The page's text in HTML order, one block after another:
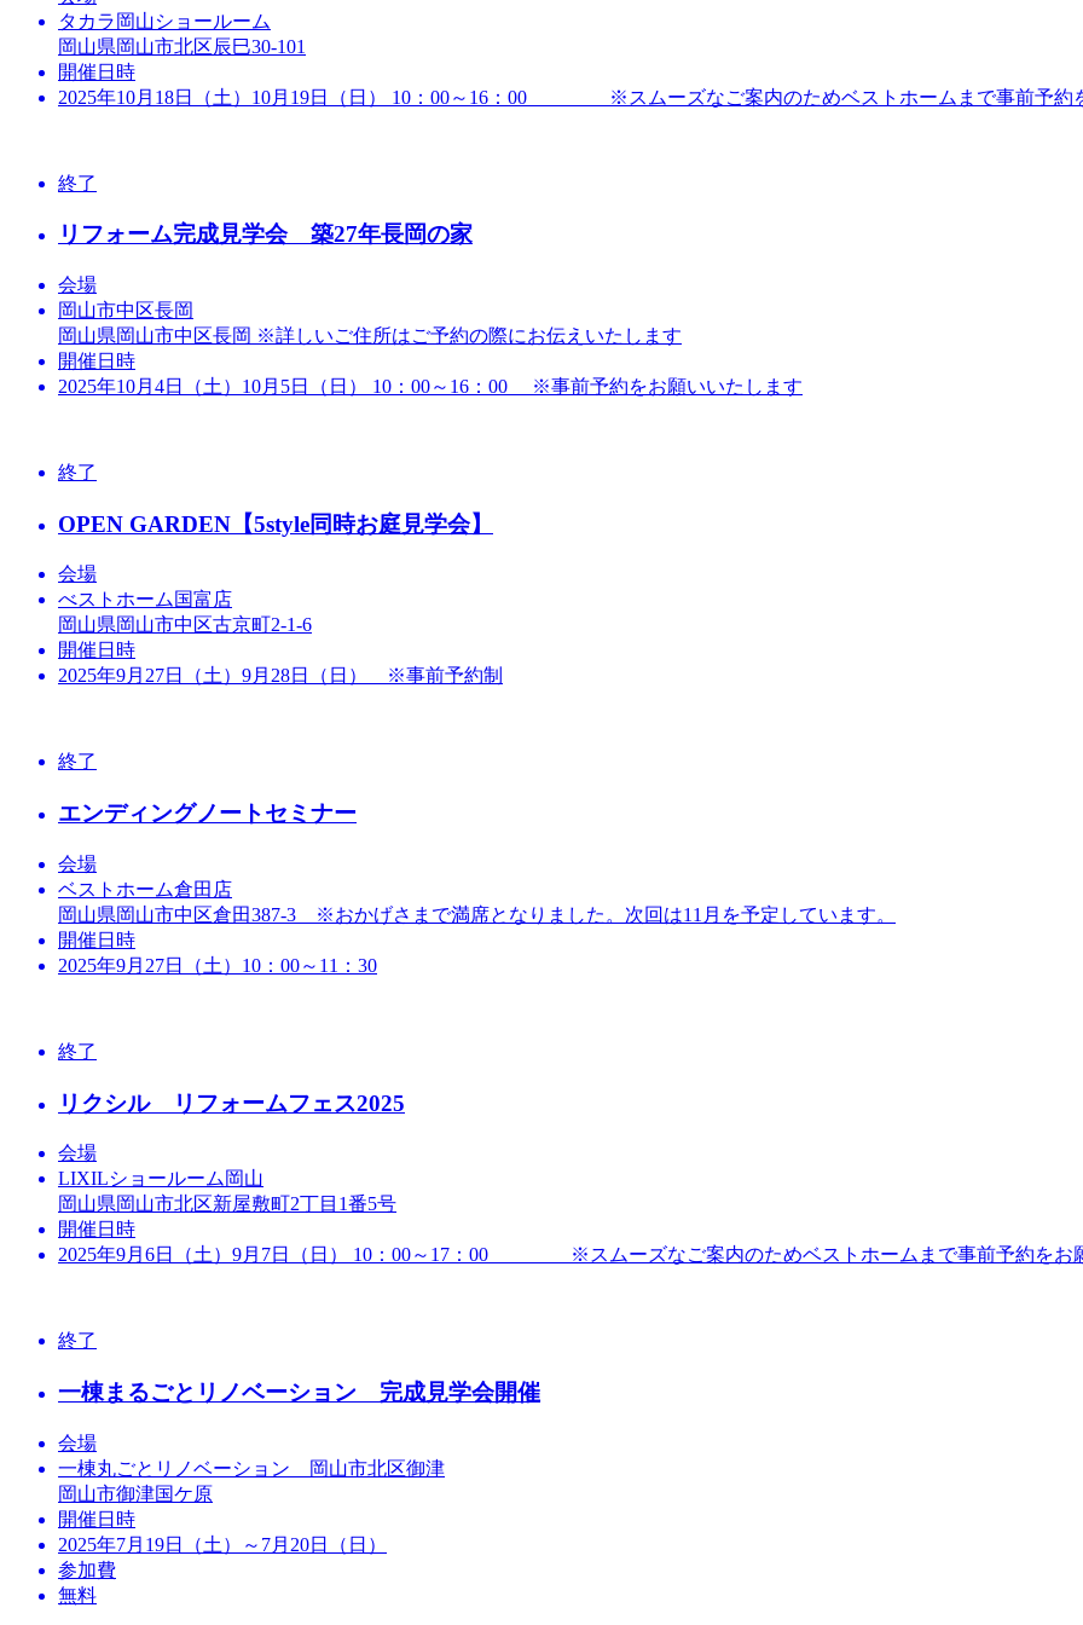
タカラ岡山ショールーム
岡山県岡山市北区辰巳30-101
開催日時
2025年10月18日（土）10月19日（日） 10：00～16：00 ※スムーズなご案内のためベストホームまで事前予約
終了
リフォーム完成見学会 築27年長岡の家
会場
岡山市中区長岡
岡山県岡山市中区長岡 ※詳しいご住所はご予約の際にお伝えいたします
開催日時
2025年10月4日（土）10月5日（日） 10：00～16：00 ※事前予約をお願いいたします
終了
OPEN GARDEN【5style同時お庭見学会】
会場
べストホーム国富店
岡山県岡山市中区古京町2-1-6
開催日時
2025年9月27日（土）9月28日（日） ※事前予約制
終了
エンディングノートセミナー
会場
ベストホーム倉田店
岡山県岡山市中区倉田387-3 ※おかげさまで満席となりました。次回は11月を予定しています。
開催日時
2025年9月27日（土）10：00～11：30
終了
リクシル リフォームフェス2025
会場
LIXILショールーム岡山
岡山県岡山市北区新屋敷町2丁目1番5号
開催日時
2025年9月6日（土）9月7日（日） 10：00～17：00 ※スムーズなご案内のためベストホームまで事前予約をお
終了
一棟まるごとリノベーション 完成見学会開催
会場
一棟丸ごとリノベーション 岡山市北区御津
岡山市御津国ケ原
開催日時
2025年7月19日（土）～7月20日（日）
参加費
無料